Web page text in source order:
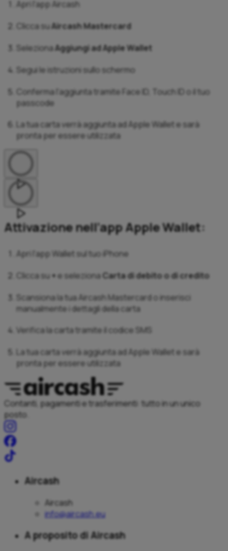
Apri l'app Aircash
Clicca suAircash Mastercard
SelezionaAggiungi ad Apple Wallet
Segui le istruzioni sullo schermo
Conferma l'aggiunta tramite Face ID, Touch ID o il tuo
passcode
La tua carta verrà aggiunta ad Apple Wallet e sarà
pronta per essere utilizzata
Attivazione nell’app Apple Wallet:
Apri l'app Wallet sul tuo iPhone
Clicca su+e selezionaCarta di debito o di credito
Scansiona la tua Aircash Mastercard o inserisci
manualmente i dettagli della carta
Verifica la carta tramite il codice SMS
La tua carta verrà aggiunta ad Apple Wallet e sarà
pronta per essere utilizzata
Contanti, pagamenti e trasferimenti: tutto in un unico
posto.
Aircash
Aircash
info@aircash.eu
A proposito di Aircash